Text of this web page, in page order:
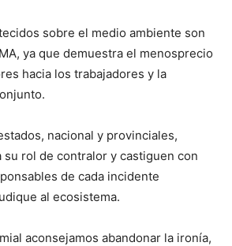
sobre el medio ambiente son
ya que demuestra el menosprecio
hacia los trabajadores y la
nacional y provinciales,
su rol de contralor y castiguen con
de cada incidente
al ecosistema.
aconsejamos abandonar la ironía,